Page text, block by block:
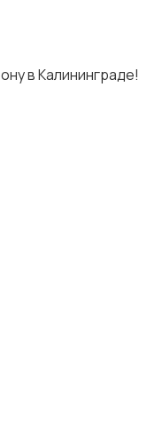
в Калининграде!